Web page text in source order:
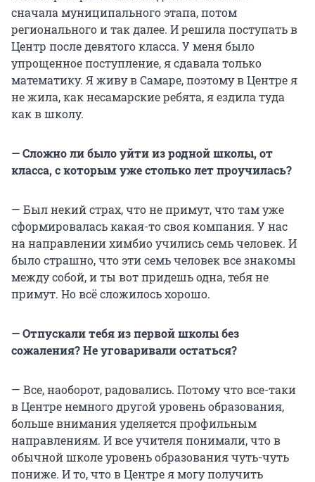
сначала муниципального этапа, потом
регионального и так далее. И решила поступать в
Центр после девятого класса. У меня было
упрощенное поступление, я сдавала только
математику. Я живу в Самаре, поэтому в Центре я
не жила, как несамарские ребята, я ездила туда
как в школу.
— Сложно ли было уйти из родной школы, от
класса, с которым уже столько лет проучилась?
— Был некий страх, что не примут, что там уже
сформировалась какая-то своя компания. У нас
на направлении химбио учились семь человек. И
было страшно, что эти семь человек все знакомы
между собой, и ты вот придешь одна, тебя не
примут. Но всё сложилось хорошо.
— Отпускали тебя из первой школы без
сожаления? Не уговаривали остаться?
— Все, наоборот, радовались. Потому что все-таки
в Центре немного другой уровень образования,
больше внимания уделяется профильным
направлениям. И все учителя понимали, что в
обычной школе уровень образования чуть-чуть
пониже. И то, что в Центре я могу получить